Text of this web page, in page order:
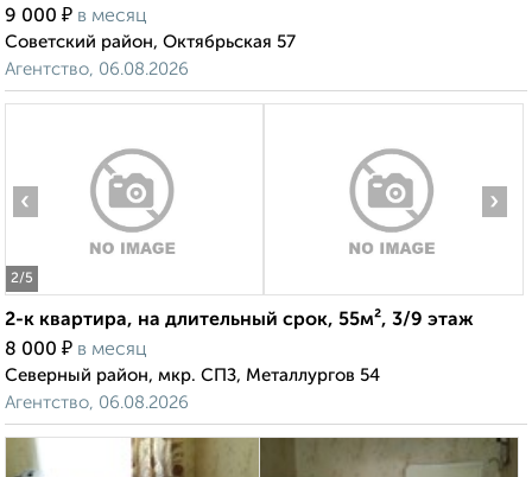
9 000 ₽ в месяц
Советский район, Октябрьская 57
Агентство, 06.08.2026
2/5
‹ ›
2-к квартира, на длительный срок, 55м², 3/9 этаж
8 000 ₽ в месяц
Северный район, мкр. СПЗ, Металлургов 54
Агентство, 06.08.2026